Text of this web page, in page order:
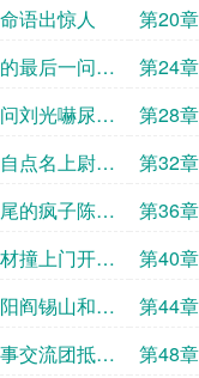
语出惊人
第20
了
最后一问
成把握
第24
长 我
刘光嚇尿全
谋
第28
予的
点名上尉接
第32
老西
的疯子陈默
第36
不存
撞上门开席
那桌
第40
的刀
阎锡山和日
第44
委员
交流团抵达
第48